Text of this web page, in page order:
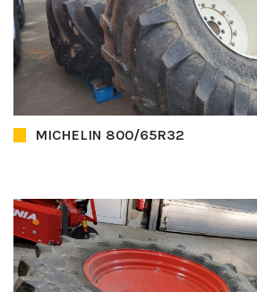
MICHELIN 800/65R32